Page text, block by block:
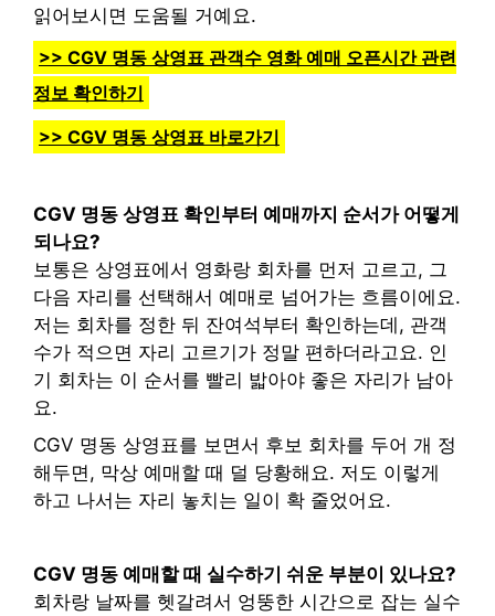
읽어보시면 도움될 거예요.
>> CGV 명동 상영표 관객수 영화 예매 오픈시간 관련
정보 확인하기
>> CGV 명동 상영표 바로가기
CGV 명동 상영표 확인부터 예매까지 순서가 어떻게
되나요?
보통은 상영표에서 영화랑 회차를 먼저 고르고, 그
다음 자리를 선택해서 예매로 넘어가는 흐름이에요.
저는 회차를 정한 뒤 잔여석부터 확인하는데, 관객
수가 적으면 자리 고르기가 정말 편하더라고요. 인
기 회차는 이 순서를 빨리 밟아야 좋은 자리가 남아
요.
CGV 명동 상영표를 보면서 후보 회차를 두어 개 정
해두면, 막상 예매할 때 덜 당황해요. 저도 이렇게
하고 나서는 자리 놓치는 일이 확 줄었어요.
CGV 명동 예매할 때 실수하기 쉬운 부분이 있나요?
회차랑 날짜를 헷갈려서 엉뚱한 시간으로 잡는 실수